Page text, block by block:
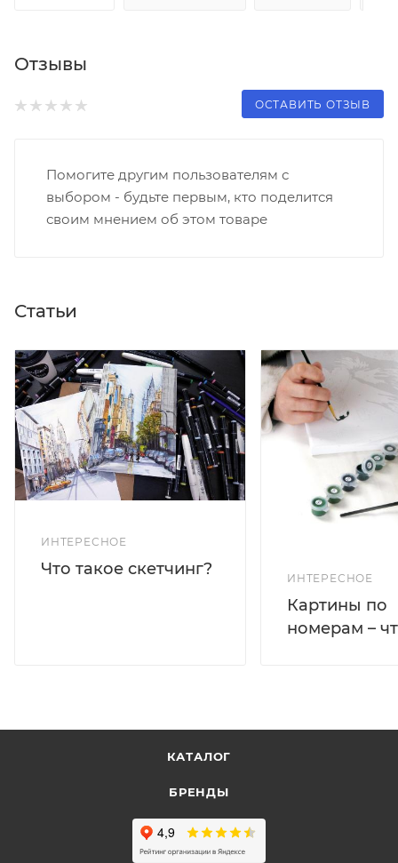
Отзывы
ОСТАВИТЬ ОТЗЫВ
Помогите другим пользователям с
выбором - будьте первым, кто поделится
своим мнением об этом товаре
Статьи
ИНТЕРЕСНОЕ
Что такое скетчинг?
ИНТЕРЕСНОЕ
Картины по
номерам –
КАТАЛОГ
БРЕНДЫ